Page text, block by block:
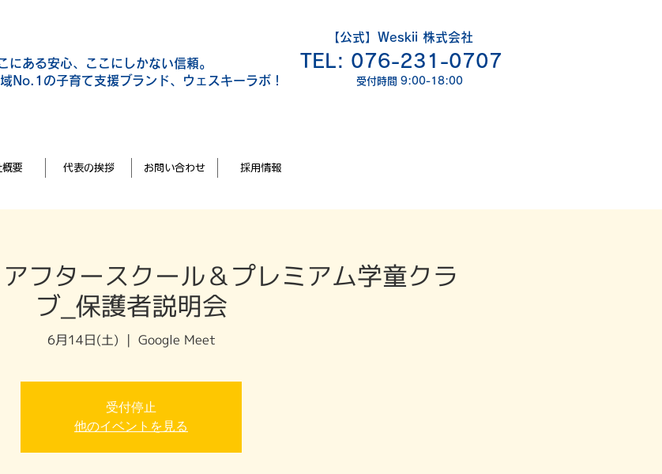
【公式】Weskii 株式会社
こにある安心、ここにしかない信頼。
No.1の子育て支援ブランド、ウェスキーラボ！
TEL: 076-231-0707
​受付時間 9:00-18:00
概要 代表の挨拶 お問い合わせ 採用情報
アフタースクール＆プレミアム学童クラ
ブ_保護者説明会
6月14日(土)
  |
Google Meet
受付停止
他のイベントを見る